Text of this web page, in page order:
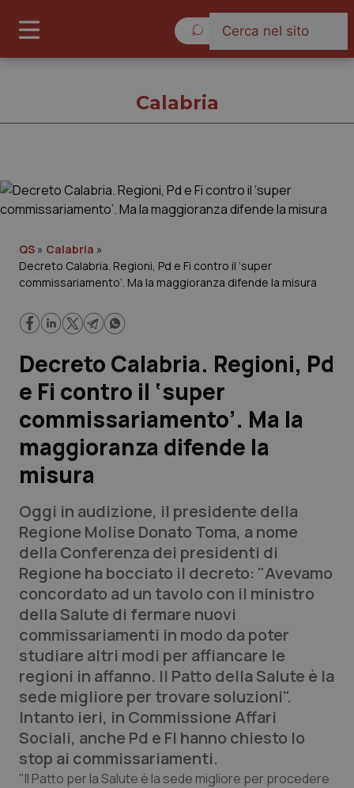
Governo e Parlamento
Regioni e Asl
Lavoro e Professioni
Scienza e Farmaci
Studi e Analisi
Lettere al direttore
Edizioni Regionali
QS Pro
Professionisti Sanitari.AI
Abruzzo
Basilicata
Calabria
Campania
QS Pro Gold
Artrite & artrosi
Asma & BPCO
Car-T
QS Club Newsletter
Calabria
QS » Calabria »
Decreto Calabria. Regioni, Pd e Fi contro il ‘super
commissariamento’. Ma la maggioranza difende la misura
Decreto Calabria. Regioni, Pd
e Fi contro il ‘super
commissariamento’. Ma la
maggioranza difende la
misura
Oggi in audizione, il presidente della
Regione Molise Donato Toma, a nome
della Conferenza dei presidenti di
Regione ha bocciato il decreto: "Avevamo
concordato ad un tavolo con il ministro
della Salute di fermare nuovi
commissariamenti in modo da poter
studiare altri modi per affiancare le
regioni in affanno. Il Patto della Salute è la
sede migliore per trovare soluzioni".
Intanto ieri, in Commissione Affari
Sociali, anche Pd e FI hanno chiesto lo
stop ai commissariamenti.
"Il Patto per la Salute è la sede migliore per procedere